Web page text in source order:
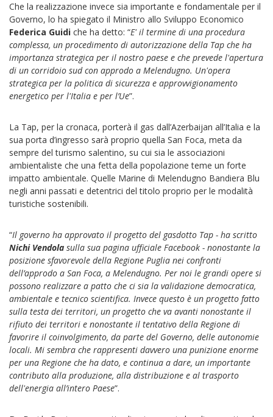
Che la realizzazione invece sia importante e fondamentale per il
Governo, lo ha spiegato il Ministro allo Sviluppo Economico
Federica Guidi che ha detto: “E' il termine di una procedura
complessa, un procedimento di autorizzazione della Tap che ha
importanza strategica per il nostro paese e che prevede l'apertura
di un corridoio sud con approdo a Melendugno. Un'opera
strategica per la politica di sicurezza e approvvigionamento
energetico per l'Italia e per l’Ue”.
La Tap, per la cronaca, porterà il gas dall’Azerbaijan all’Italia e la
sua porta d’ingresso sarà proprio quella San Foca, meta da
sempre del turismo salentino, su cui sia le associazioni
ambientaliste che una fetta della popolazione teme un forte
impatto ambientale. Quelle Marine di Melendugno Bandiera Blu
negli anni passati e detentrici del titolo proprio per le modalità
turistiche sostenibili.
“Il governo ha approvato il progetto del gasdotto Tap - ha scritto
Nichi Vendola sulla sua pagina ufficiale Facebook - nonostante la
posizione sfavorevole della Regione Puglia nei confronti
dell’approdo a San Foca, a Melendugno. Per noi le grandi opere si
possono realizzare a patto che ci sia la validazione democratica,
ambientale e tecnico scientifica. Invece questo è un progetto fatto
sulla testa dei territori, un progetto che va avanti nonostante il
rifiuto dei territori e nonostante il tentativo della Regione di
favorire il coinvolgimento, da parte del Governo, delle autonomie
locali. Mi sembra che rappresenti davvero una punizione enorme
per una Regione che ha dato, e continua a dare, un importante
contributo alla produzione, alla distribuzione e al trasporto
dell'energia all’intero Paese”.